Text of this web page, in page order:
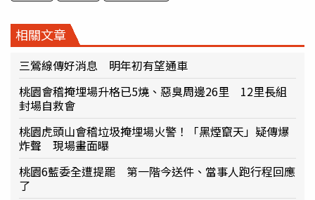
相關文章
三鶯線傳好消息 明年初有望通車
桃園會稽掩埋場升格已5燒、惡臭周邊26里 12里長組
封場自救會
桃園虎頭山會稽垃圾掩埋場火警！「黑煙竄天」疑傳爆
炸聲 現場畫面曝
桃園6藍委全遭提罷 第一階今送件、當事人跑行程回應
了